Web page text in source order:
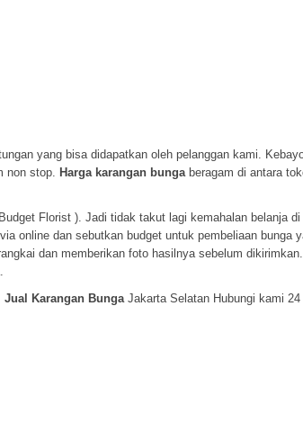
yang bisa didapatkan oleh pelanggan kami.
non stop. Harga karangan bungaberagam di antara
Florist ). Jadi tidak takut lagi kemahalan belanja di
online dan sebutkan budget untuk pembeliaan bunga
dan memberikan foto hasilnya sebelum dikirimkan.
Jual Karangan BungaJakarta Selatan Hubungi kami 24